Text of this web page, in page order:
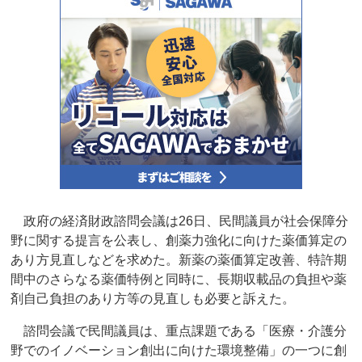
政府の経済財政諮問会議は26日、民間議員が社会保障分
野に関する提言を公表し、創薬力強化に向けた薬価算定の
あり方見直しなどを求めた。新薬の薬価算定改善、特許期
間中のさらなる薬価特例と同時に、長期収載品の負担や薬
剤自己負担のあり方等の見直しも必要と訴えた。
諮問会議で民間議員は、重点課題である「医療・介護分
野でのイノベーション創出に向けた環境整備」の一つに創